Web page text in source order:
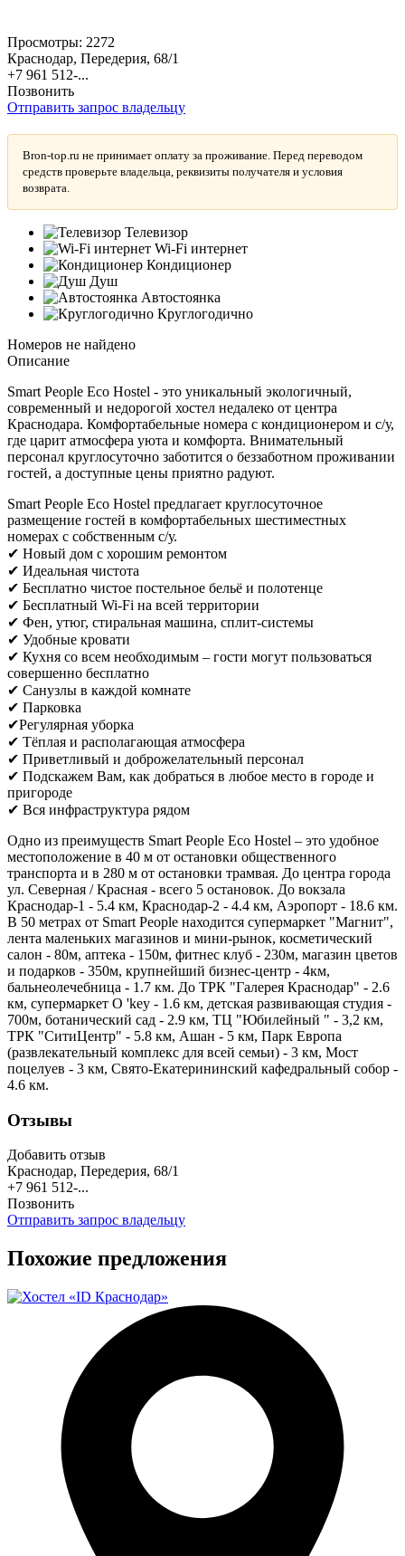
Просмотры: 2272
Краснодар, Передерия, 68/1
+7 961 512-...
Позвонить
Отправить запрос владельцу
Bron-top.ru не принимает оплату за проживание. Перед переводом
средств проверьте владельца, реквизиты получателя и условия
возврата.
Телевизор
Wi-Fi интернет
Кондиционер
Душ
Автостоянка
Круглогодично
Номеров не найдено
Описание
Smart People Eco Hostel - это уникальный экологичный,
современный и недорогой хостел недалеко от центра
Краснодара. Комфортабельные номера с кондиционером и с/у,
где царит атмосфера уюта и комфорта. Внимательный
персонал круглосуточно заботится о беззаботном проживании
гостей, а доступные цены приятно радуют.
Smart People Eco Hostel предлагает круглосуточное
размещение гостей в комфортабельных шестиместных
номерах с собственным с/у.
✔ Новый дом с хорошим ремонтом
✔ Идеальная чистота
✔ Бесплатно чистое постельное бельё и полотенце
✔ Бесплатный Wi-Fi на всей территории
✔ Фен, утюг, стиральная машина, сплит-системы
✔ Удобные кровати
✔ Кухня со всем необходимым – гости могут пользоваться
совершенно бесплатно
✔ Санузлы в каждой комнате
✔ Парковка
✔Регулярная уборка
✔ Тёплая и располагающая атмосфера
✔ Приветливый и доброжелательный персонал
✔ Подскажем Вам, как добраться в любое место в городе и
пригороде
✔ Вся инфраструктура рядом
Одно из преимуществ Smart People Eco Hostel – это удобное
местоположение в 40 м от остановки общественного
транспорта и в 280 м от остановки трамвая. До центра города
ул. Северная / Красная - всего 5 остановок. До вокзала
Краснодар-1 - 5.4 км, Краснодар-2 - 4.4 км, Аэропорт - 18.6 км.
В 50 метрах от Smart People находится супермаркет "Магнит",
лента маленьких магазинов и мини-рынок, косметический
салон - 80м, аптека - 150м, фитнес клуб - 230м, магазин цветов
и подарков - 350м, крупнейший бизнес-центр - 4км,
бальнеолечебница - 1.7 км. До ТРК "Галерея Краснодар" - 2.6
км, супермаркет O 'key - 1.6 км, детская развивающая студия -
700м, ботанический сад - 2.9 км, ТЦ "Юбилейный " - 3,2 км,
ТРК "СитиЦентр" - 5.8 км, Ашан - 5 км, Парк Европа
(развлекательный комплекс для всей семьи) - 3 км, Мост
поцелуев - 3 км, Свято-Екатерининский кафедральный собор -
4.6 км.
Отзывы
Добавить отзыв
Краснодар, Передерия, 68/1
+7 961 512-...
Позвонить
Отправить запрос владельцу
Похожие предложения